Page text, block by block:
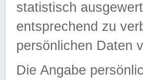
statistisch
entsprechend zu
persönlichen Daten
Die Angabe